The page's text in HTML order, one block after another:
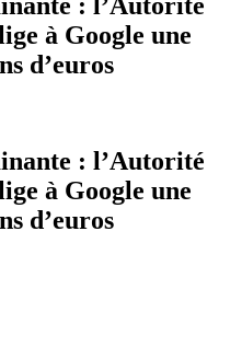
à Google une
d’euros
: l’Autorité
à Google une
d’euros